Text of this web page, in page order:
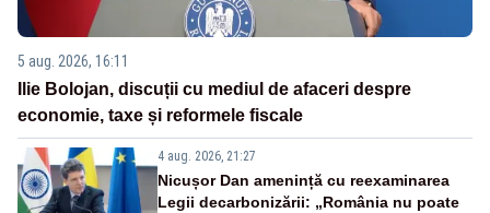
5 aug. 2026, 16:11
Ilie Bolojan, discuții cu mediul de afaceri despre
economie, taxe și reformele fiscale
4 aug. 2026, 21:27
Nicușor Dan amenință cu reexaminarea
Legii decarbonizării: „România nu poate